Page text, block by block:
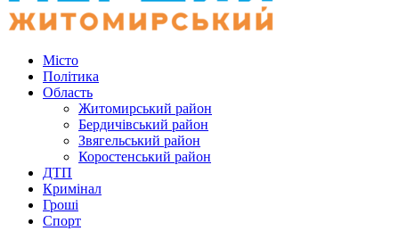
Місто
Політика
Область
Житомирський район
Бердичівський район
Звягельський район
Коростенський район
ДТП
Кримінал
Гроші
Спорт